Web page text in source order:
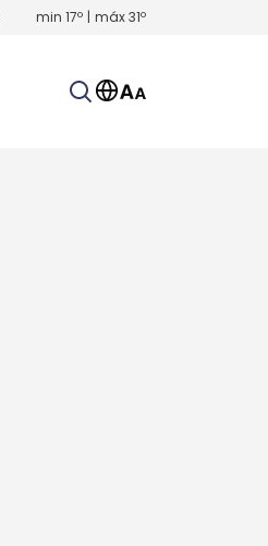
min 17º | máx31º